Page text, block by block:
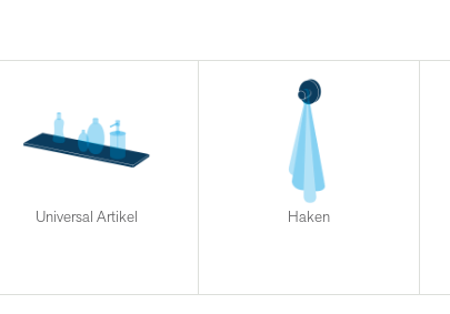
Universal Artikel Haken